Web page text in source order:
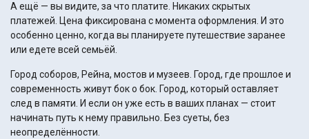
А ещё — вы видите, за что платите. Никаких скрытых
платежей. Цена фиксирована с момента оформления. И это
особенно ценно, когда вы планируете путешествие заранее
или едете всей семьёй.
Город соборов, Рейна, мостов и музеев. Город, где прошлое и
современность живут бок о бок. Город, который оставляет
след в памяти. И если он уже есть в ваших планах — стоит
начинать путь к нему правильно. Без суеты, без
неопределённости.